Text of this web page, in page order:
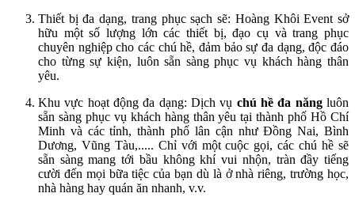
Thiết bị đa dạng, trang phục sạch sẽ: Hoàng Khôi Event sở
hữu một số lượng lớn các thiết bị, đạo cụ và trang phục
chuyên nghiệp cho các chú hề, đảm bảo sự đa dạng, độc đáo
cho từng sự kiện, luôn sẵn sàng phục vụ khách hàng thân
yêu.
Khu vực hoạt động đa dạng: Dịch vụ chú hề đa năngluôn
sẵn sàng phục vụ khách hàng thân yêu tại thành phố Hồ Chí
Minh và các tỉnh, thành phố lân cận như Đồng Nai, Bình
Dương, Vũng Tàu,..... Chỉ với một cuộc gọi, các chú hề sẽ
sẵn sàng mang tới bầu không khí vui nhộn, tràn đầy tiếng
cười đến mọi bữa tiệc của bạn dù là ở nhà riêng, trường học,
nhà hàng hay quán ăn nhanh, v.v.